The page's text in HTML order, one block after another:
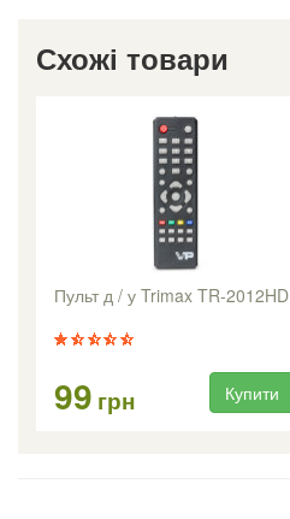
Схожі товари
Пульт д / у Trimax TR-2012HD
99 грн Купити